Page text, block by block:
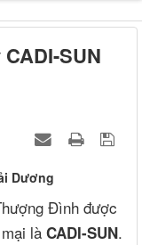
SUN
Dương
Đình được
là CADI-SUN.